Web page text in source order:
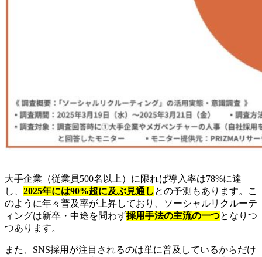
大手企業（従業員500名以上）に限れば導入率は78%に達
し、 2025年には90%超に及ぶ見通し との予測もあります。こ
のように年々普及率が上昇しており、ソーシャルリクルーテ
ィングは新卒・中途を問わず採用手法の主流の一つとなりつ
つあります。
また、SNS採用が注目されるのは単に普及しているからだけ